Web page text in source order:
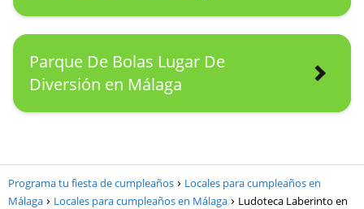
Parque De Bolas Lugar De
Diversión en Málaga
Programa tu fiesta de cumpleaños
Locales para cumpleaños en
Málaga
Locales para cumpleaños en Málaga
Ludoteca Laberinto en